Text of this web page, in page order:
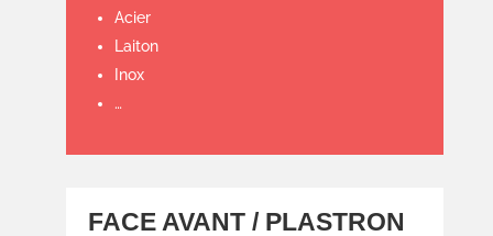
Acier
Laiton
Inox
…
FACE AVANT / PLASTRON